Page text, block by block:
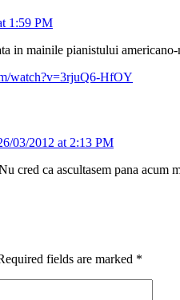
1:59 PM
in mainile pianistului
watch?v=3rjuQ6-HfOY
03/2012 at 2:13 PM
cred ca ascultasem pana acum
fields are marked *